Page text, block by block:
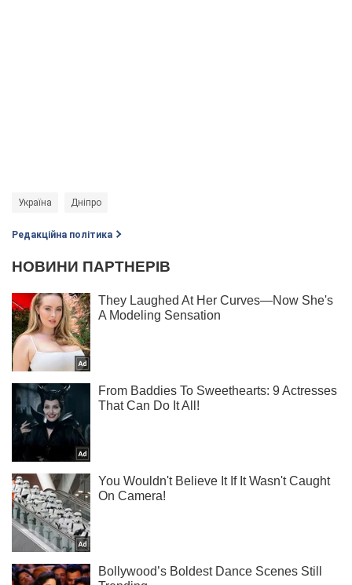
Україна Дніпро
Редакційна політика